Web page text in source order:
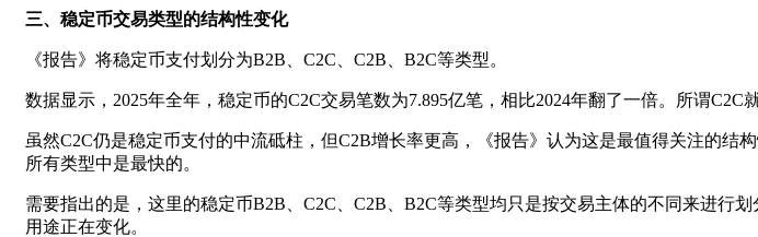
三、稳定币交易类型的结构性变化
《报告》将稳定币支付划分为B2B、C2C、C2B、B2C等类型。
数据显示，2025年全年，稳定币的C2C交易笔数为7.895亿笔，相比2024年翻了一倍。所谓
虽然C2C仍是稳定币支付的中流砥柱，但C2B增长率更高，《报告》认为这是最值得关注的结
所有类型中是最快的。
需要指出的是，这里的稳定币B2B、C2C、C2B、B2C等类型均只是按交易主体的不同来进行
用途正在变化。